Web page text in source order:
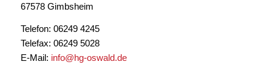
67578 Gimbsheim
Telefon: 06249 4245
Telefax: 06249 5028
E-Mail: info@hg-oswald.de